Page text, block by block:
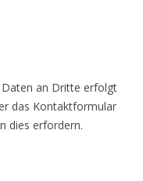
Daten an Dritte erfolgt
das Kontaktformular
dies erfordern.